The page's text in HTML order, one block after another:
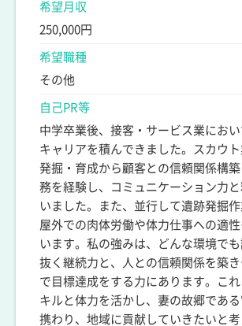
希望月収
250,000円
希望職種
その他
自己PR等
中学卒業後、接客・サービス業にお
キャリアを積んできました。スカウ
発掘・育成から顧客との信頼関係構
務を経験し、コミュニケーション力
いました。また、並行して遺跡発掘作
屋外での肉体労働や体力仕事への適
います。私の強みは、どんな環境で
抜く継続力と、人との信頼関係を築
で目標達成をする力にあります。こ
キルと体力を活かし、妻の故郷であ
携わり、地域に貢献していきたいと